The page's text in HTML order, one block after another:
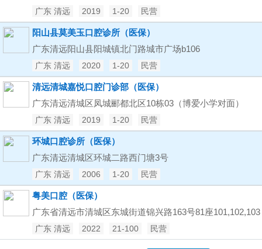
广东 清远 2019 1-20 民营
阳山县莫美玉口腔诊所（医保）
广东清远阳山县阳城镇北门路城市广场b106
广东 清远 2020 1-20 民营
清远清城嘉悦口腔门诊部（医保）
广东清远清城区凤城郦都北区10栋03（博爱小学对面）
广东 清远 2019 1-20 民营
环城口腔诊所（医保）
广东清远清城区环城二路西门塘3号
广东 清远 2006 1-20 民营
粤美口腔（医保）
广东省清远市清城区东城街道锦兴路163号81座101,102,103
广东 清远 2022 21-100 民营